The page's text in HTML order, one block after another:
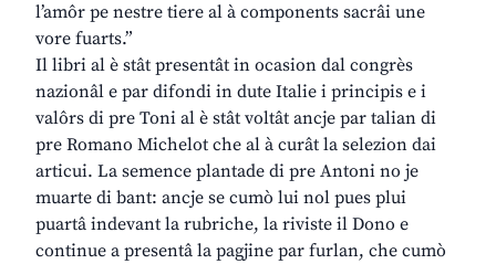
l’amôr pe nestre tiere al à components sacrâi une
vore fuarts.”
Il libri al è stât presentât in ocasion dal congrès
nazionâl e par difondi in dute Italie i principis e i
valôrs di pre Toni al è stât voltât ancje par talian di
pre Romano Michelot che al à curât la selezion dai
articui. La semence plantade di pre Antoni no je
muarte di bant: ancje se cumò lui nol pues plui
puartâ indevant la rubriche, la riviste il Dono e
continue a presentâ la pagjine par furlan, che cumò